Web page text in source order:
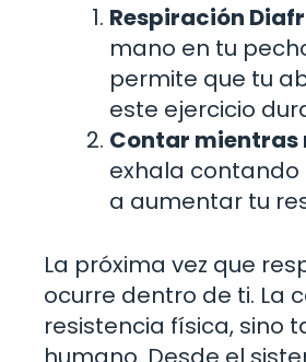
Respiración
mano en tu
permite que tu
este ejercicio
Contar mientras
exhala contando
a aumentar tu
La próxima vez que
ocurre dentro de ti. La
resistencia física, sino